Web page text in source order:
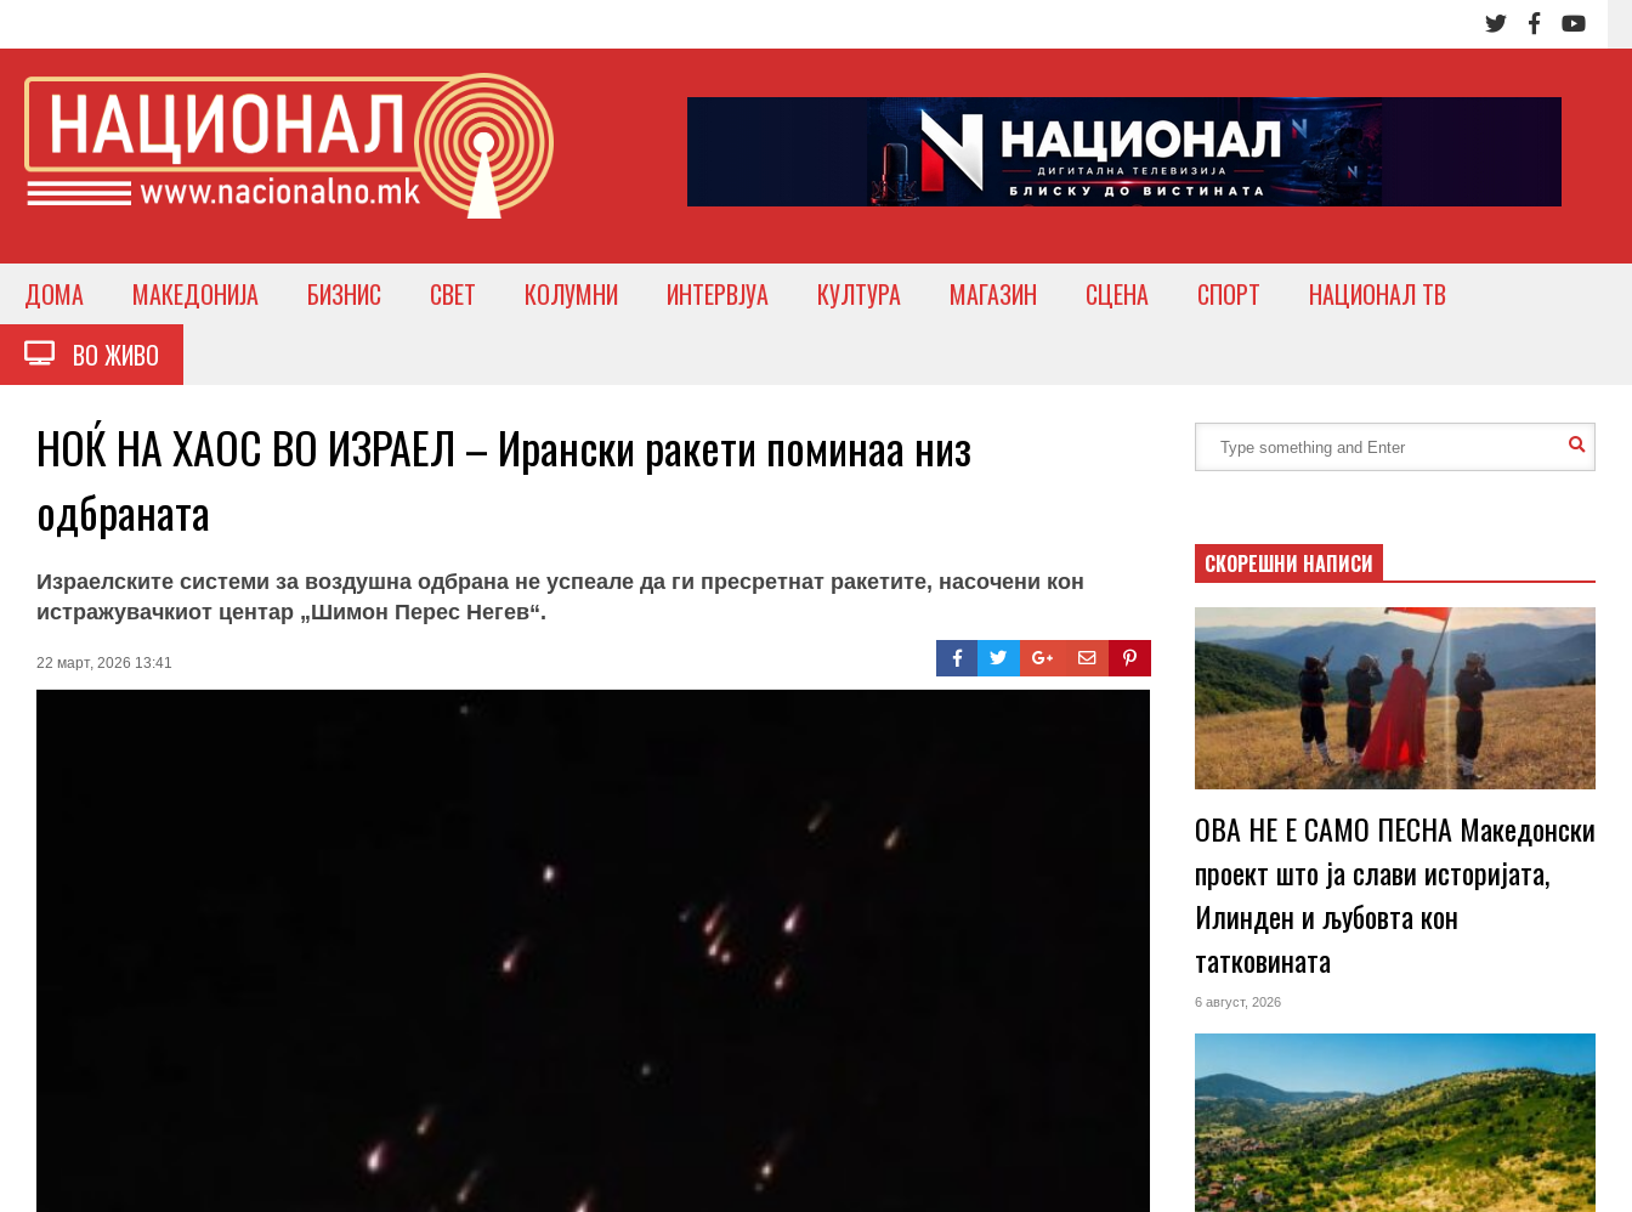
ДОМА МАКЕДОНИЈА БИЗНИС СВЕТ КОЛУМНИ ИНТЕРВЈУА КУЛТУРА МАГАЗИН СЦЕНА СПОРТ
НАЦИОНАЛ ТВ
ВО ЖИВО
НОЌ НА ХАОС ВО ИЗРАЕЛ – Ирански ракети поминаа низ
одбраната
Израелските системи за воздушна одбрана не успеале да ги пресретнат ракетите, насочени кон
истражувачкиот центар „Шимон Перес Негев“.
22 март, 2026 13:41
СКОРЕШНИ НАПИСИ
ОВА НЕ Е САМО ПЕСНА Македонски
проект што ја слави историјата,
Илинден и љубовта кон
татковината
6 август, 2026